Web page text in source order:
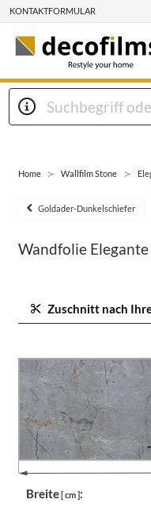
KONTAKTFORMULAR
Home Wallfilm Stone
Goldader-Dunkelschiefer
Wandfolie
Zuschnitt nach
Breite[ cm ]: